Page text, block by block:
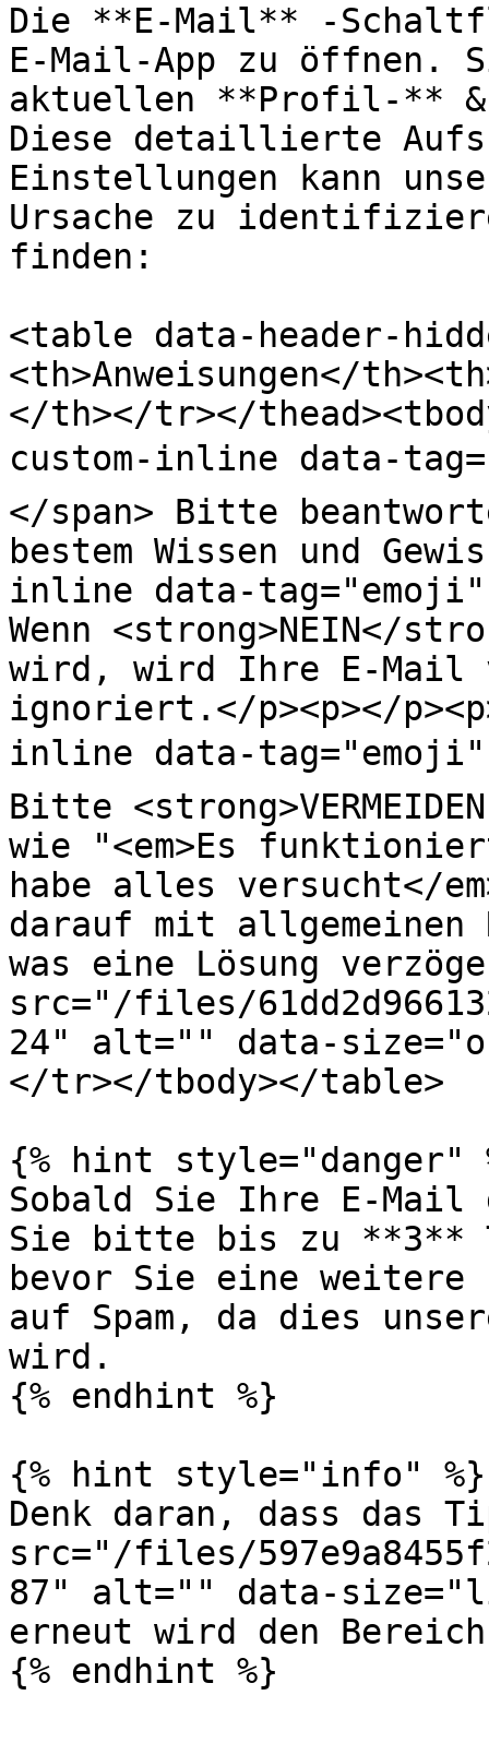
Die **E-Mail** -
E-Mail-App zu öffnen.
aktuellen **Profil-** &
Diese detaillierte
Einstellungen kann
Ursache zu
finden:
<table data-header-
<th>Anweisungen</
</th></tr></
custom-inline data-
</span> Bitte
bestem Wissen und
inline data-tag="emoji"
Wenn <strong>NEIN</
wird, wird Ihre E-Mail
ignoriert.</p><p></
inline data-tag="emoji"
Bitte
wie "<em>Es
habe alles versucht</
darauf mit allgemeinen
was eine Lösung
src="/files/
24" alt="" data-
</tr></tbody></table>
{% hint style="danger"
Sobald Sie Ihre E-Mail
Sie bitte bis zu **3**
bevor Sie eine weitere
auf Spam, da dies
wird.
{% endhint %}
{% hint style="info" %}
Denk daran, dass das
src="/files/
87" alt="" data-
erneut wird den
{% endhint %}